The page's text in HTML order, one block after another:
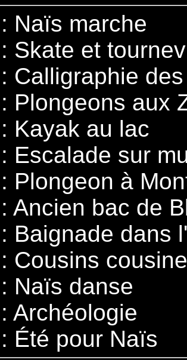
: Naïs marche
: Skate et
: Calligraphie
: Plongeons aux
: Kayak au lac
: Escalade sur
: Plongeon à
: Ancien bac de
: Baignade dans
: Cousins cousine
: Naïs danse
: Archéologie
: Été pour Naïs